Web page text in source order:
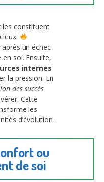
constituent
un échec
soi. Ensuite,
internes
la pression. En
des succès
Cette
les
d’évolution.
ou
de soi